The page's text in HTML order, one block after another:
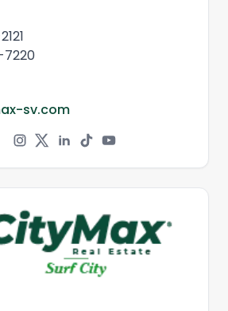
sv.com